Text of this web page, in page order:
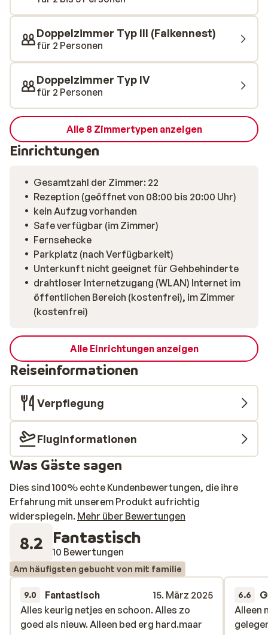
auf der Piste wieder „nachhause“ kommt, lässt es sich
wunderbar entspannen. Wir wünschen schon jetzt einen
schönen Skiurlaub!
Doppelzimmer Typ III (Falkennest)
für 2 Personen
Doppelzimmer Typ IV
für 2 Personen
Alle 8 Zimmertypen anzeigen
Einrichtungen
Gesamtzahl der Zimmer: 22
Rezeption (geöffnet von 08:00 bis 20:00 Uhr)
kein Aufzug vorhanden
Safe verfügbar (im Zimmer)
Fernsehecke
Parkplatz (nach Verfügbarkeit)
Unterkunft nicht geeignet für Gehbehinderte
drahtloser Internetzugang (WLAN) Internet im
öffentlichen Bereich (kostenfrei), im Zimmer
(kostenfrei)
Alle Einrichtungen anzeigen
Reiseinformationen
Verpflegung
Fluginformationen
Was Gäste sagen
Dies sind 100% echte Kundenbewertungen, die ihre
Erfahrung mit unserem Produkt aufrichtig
widerspiegeln. Mehr über Bewertungen
8.2 Fantastisch
10 Bewertungen
Am häufigsten gebucht von mit familie
9.0 Fantastisch
15. März 2025
Alles keurig netjes en schoon. Alles zo
goed als nieuw. Alleen bed erg hard.maar
Alles keurig netjes en schoon. Alles zo
goed als nieuw. Alleen bed erg hard.maar
6.6
Alleen
Alleen